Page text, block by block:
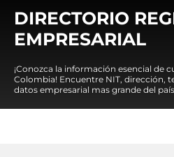
DIRECTORIO
EMPRESARIAL
¡Conozca la información esencial de
Colombia! Encuentre NIT, dirección,
datos empresarial mas grande del